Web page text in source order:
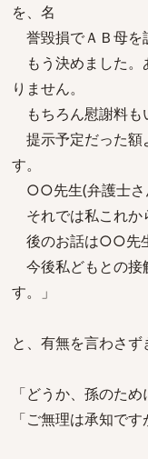
を、名
誉毀損でＡＢ母を
もう決めました。
りません。
もちろん慰謝料も
提示予定だった額
す。
○○先生(弁護士さ
それでは私これか
後のお話は○○先
今後私どもとの
す。」
と、有無を言わさず
「どうか、孫のため
「ご無理は承知で